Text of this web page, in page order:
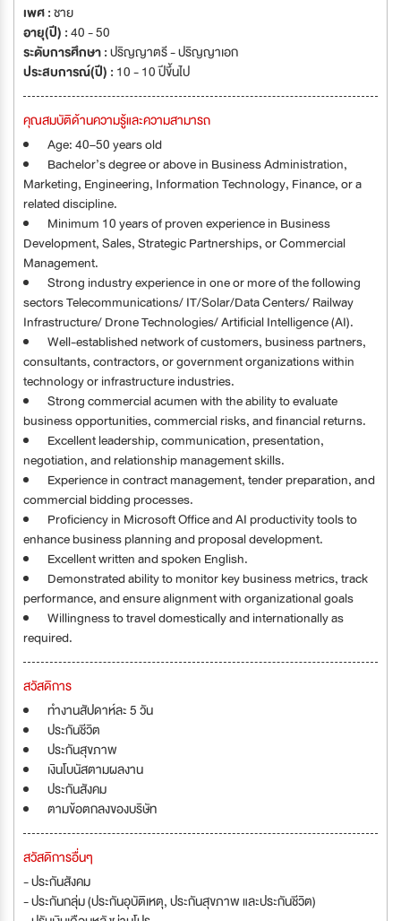
เพศ :ชาย
อายุ(ปี) :40 - 50
ระดับการศึกษา :ปริญญาตรี - ปริญญาเอก
ประสบการณ์(ปี) : 10 - 10 ปีขึ้นไป
คุณสมบัติด้านความรู้และความสามารถ
Age: 40–50 years old
Bachelor’s degree or above in Business Administration,
Marketing, Engineering, Information Technology, Finance, or a
related discipline.
Minimum 10 years of proven experience in Business
Development, Sales, Strategic Partnerships, or Commercial
Management.
Strong industry experience in one or more of the following
sectors Telecommunications/ IT/Solar/Data Centers/ Railway
Infrastructure/ Drone Technologies/ Artificial Intelligence (AI).
Well-established network of customers, business partners,
consultants, contractors, or government organizations within
technology or infrastructure industries.
Strong commercial acumen with the ability to evaluate
business opportunities, commercial risks, and financial returns.
Excellent leadership, communication, presentation,
negotiation, and relationship management skills.
Experience in contract management, tender preparation, and
commercial bidding processes.
Proficiency in Microsoft Office and AI productivity tools to
enhance business planning and proposal development.
Excellent written and spoken English.
Demonstrated ability to monitor key business metrics, track
performance, and ensure alignment with organizational goals
Willingness to travel domestically and internationally as
required.
สวัสดิการ
ทำงานสัปดาห์ละ 5 วัน
ประกันชีวิต
ประกันสุขภาพ
เงินโบนัสตามผลงาน
ประกันสังคม
ตามข้อตกลงของบริษัท
สวัสดิการอื่นๆ
- ประกันสังคม
- ประกันกลุ่ม (ประกันอุบัติเหตุ, ประกันสุขภาพ และประกันชีวิต)